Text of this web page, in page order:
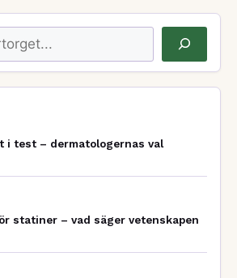
i test – dermatologernas val
statiner – vad säger vetenskapen